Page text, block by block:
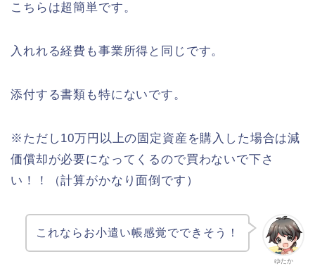
こちらは超簡単です。
入れれる経費も事業所得と同じです。
添付する書類も特にないです。
※ただし10万円以上の固定資産を購入した場合は減
価償却が必要になってくるので買わないで下さ
い！！（計算がかなり面倒です）
ゆたか
これならお小遣い帳感覚でできそう！